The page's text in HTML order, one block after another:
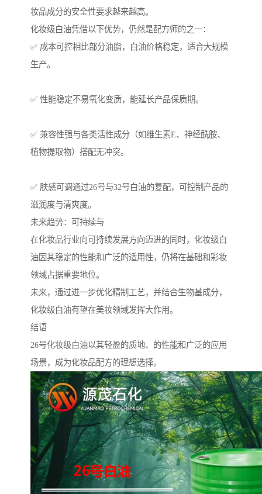
妆品成分的安全性要求越来越高。
化妆级白油凭借以下优势，仍然是配方师的之一：
✅ 成本可控相比部分油脂，白油价格稳定，适合大规模
生产。
✅ 性能稳定不易氧化变质，能延长产品保质期。
✅ 兼容性强与各类活性成分（如维生素E、神经酰胺、
植物提取物）搭配无冲突。
✅ 肤感可调通过26号与32号白油的复配，可控制产品的
滋润度与清爽度。
未来趋势：可持续与
在化妆品行业向可持续发展方向迈进的同时，化妆级白
油因其稳定的性能和广泛的适用性，仍将在基础和彩妆
领域占据重要地位。
未来，通过进一步优化精制工艺，并结合生物基成分，
化妆级白油有望在美妆领域发挥大作用。
结语
26号化妆级白油以其轻盈的质地、的性能和广泛的应用
场景，成为化妆品配方的理想选择。